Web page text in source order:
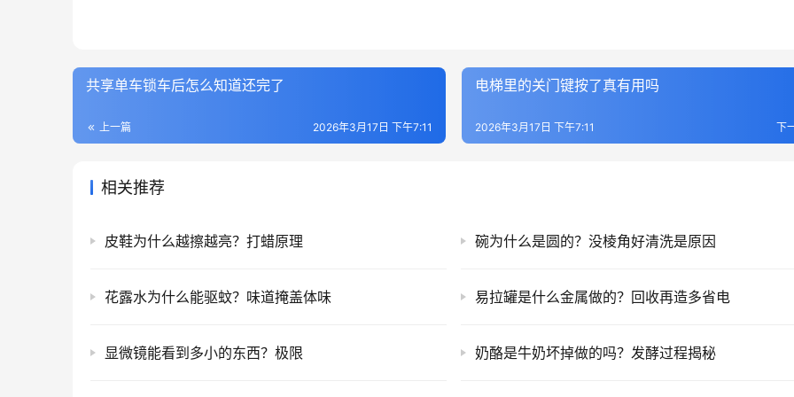
共享单车锁车后怎么知道还完了
上一篇 2026年3月17日 下午7:11
电梯里的关门键按了真有用吗
下
2026年3月17日 下午7:11
相关推荐
皮鞋为什么越擦越亮？打蜡原理 碗为什么是圆的？没棱角好清洗是原因
花露水为什么能驱蚊？味道掩盖体味 易拉罐是什么金属做的？回收再造多省电
显微镜能看到多小的东西？极限 奶酪是牛奶坏掉做的吗？发酵过程揭秘